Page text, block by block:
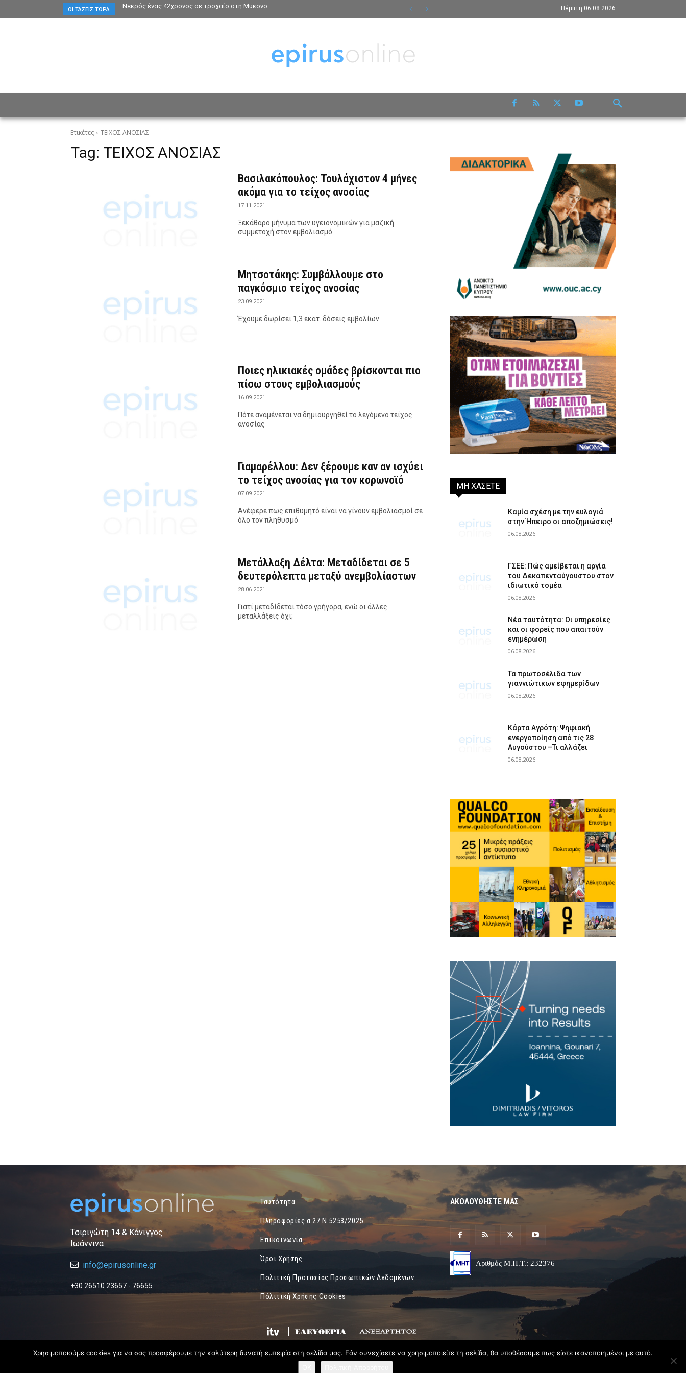
ΟΙ ΤΆΣΕΙΣ ΤΏΡΑ Νεκρός ένας 42χρονος σε τροχαίο στη Μύκονο Πέμπτη 06.08.2026
Ετικέτες ΤΕΙΧΟΣ ΑΝΟΣΙΑΣ
Tag: ΤΕΙΧΟΣ ΑΝΟΣΙΑΣ
Βασιλακόπουλος: Τουλάχιστον 4 μήνες
ακόμα για το τείχος ανοσίας
17.11.2021
Ξεκάθαρο μήνυμα των υγειονομικών για μαζική
συμμετοχή στον εμβολιασμό
Μητσοτάκης: Συμβάλλουμε στο
παγκόσμιο τείχος ανοσίας
23.09.2021
Έχουμε δωρίσει 1,3 εκατ. δόσεις εμβολίων
Ποιες ηλικιακές ομάδες βρίσκονται πιο
πίσω στους εμβολιασμούς
16.09.2021
Πότε αναμένεται να δημιουργηθεί το λεγόμενο τείχος
ανοσίας
Γιαμαρέλλου: Δεν ξέρουμε καν αν ισχύει
το τείχος ανοσίας για τον κορωνοϊό
07.09.2021
Ανέφερε πως επιθυμητό είναι να γίνουν εμβολιασμοί σε
όλο τον πληθυσμό
Μετάλλαξη Δέλτα: Μεταδίδεται σε 5
δευτερόλεπτα μεταξύ ανεμβολίαστων
28.06.2021
Γιατί μεταδίδεται τόσο γρήγορα, ενώ οι άλλες
μεταλλάξεις όχι;
ΜΗ ΧΑΣΕΤΕ
Καμία σχέση με την ευλογιά
στην Ήπειρο οι αποζημιώσεις!
06.08.2026
ΓΣΕΕ: Πώς αμείβεται η αργία
του Δεκαπενταύγουστου στον
ιδιωτικό τομέα
06.08.2026
Νέα ταυτότητα: Οι υπηρεσίες
και οι φορείς που απαιτούν
ενημέρωση
06.08.2026
Τα πρωτοσέλιδα των
γιαννιώτικων εφημερίδων
06.08.2026
Κάρτα Αγρότη: Ψηφιακή
ενεργοποίηση από τις 28
Αυγούστου –Τι αλλάζει
06.08.2026
Τσιριγώτη 14 & Κάνιγγος
Ιωάννινα
info@epirusonline.gr
+30 26510 23657 - 76655
Ταυτότητα
Πληροφορίες α.27 Ν.5253/2025
Επικοινωνία
Όροι Χρήσης
Πολιτική Προτασίας Προσωπικών Δεδομένων
Πόλιτική Χρήσης Cookies
ΑΚΟΛΟΥΘΗΣΤΕ ΜΑΣ
Αριθμός Μ.Η.Τ.: 232376
Χρησιμοποιούμε cookies για να σας προσφέρουμε την καλύτερη δυνατή εμπειρία στη σελίδα μας. Εάν συνεχίσετε να χρησιμοποιείτε τη σελίδα, θα υποθέσουμε πως είστε ικανοποιημένοι με αυτό.